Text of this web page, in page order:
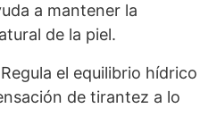
a mantener la
de la piel.
Regula el equilibrio hídrico
de tirantez a lo